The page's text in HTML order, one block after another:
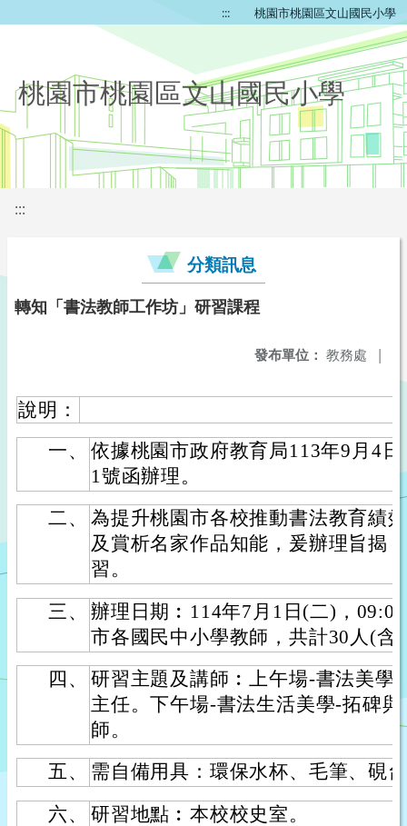
::: 桃園市桃園區文山國民小學
桃園市桃園區文山國民小學
:::
分類訊息
轉知「書法教師工作坊」研習課程
發布單位： 教務處 |
說明：
一、
依據桃園市政府教育局113年9月4
1號函辦理。
二、
為提升桃園市各校推動書法教育績
及賞析名家作品知能，爰辦理旨揭
習。
三、
辦理日期︰114年7月1日(二)，
市各國民中小學教師，共計30人(含
四、
研習主題及講師︰上午場-書法美學
主任。下午場-書法生活美學-拓碑
師。
五、
需自備用具：環保水杯、毛筆、硯
六、
研習地點︰本校校史室。